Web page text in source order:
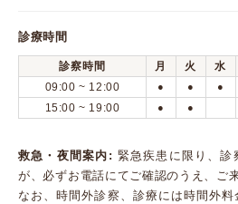
診療時間
診察時間 月 火 水
09:00 ~ 12:00
● ● ●
15:00 ~ 19:00 ● ●
救急・夜間案内: 緊急疾患に限り、診
が、必ずお電話にてご確認のうえ、ご
なお、時間外診察、診療には時間外